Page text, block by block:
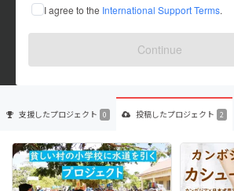
I agree to the International Support Terms.
Continue
在住国：日本 現在地：東京都
出身国：日本 出身地：東京都
支援したプロジェクト 0 投稿したプロジェクト 2